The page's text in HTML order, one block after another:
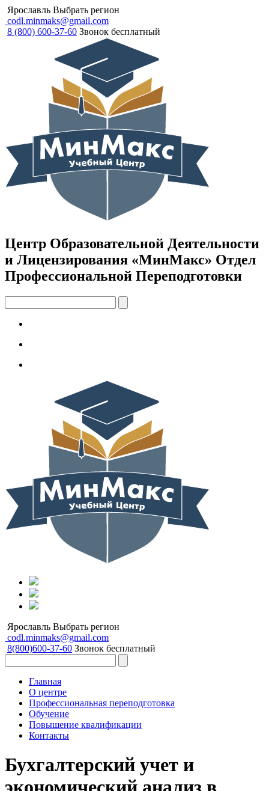
Ярославль Выбрать регион
codl.minmaks@gmail.com
8 (800) 600-37-60 Звонок бесплатный
Центр Образовательной Деятельности
и Лицензирования «МинМакс» Отдел
Профессиональной Переподготовки
Ярославль Выбрать регион
codl.minmaks@gmail.com
8(800)600-37-60 Звонок бесплатный
Главная
О центре
Профессиональная переподготовка
Обучение
Повышение квалификации
Контакты
Бухгалтерский учет и